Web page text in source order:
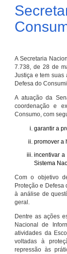
A Secretaria
7.738, de 28 de
Justiça e tem suas
Defesa do
A atuação da
coordenação e
Consumo, com
garantir a
promover a
incentivar
Sistema
Com o objetivo
Proteção e Defesa
à análise de
geral.
Dentre as ações
Nacional de
atividades da
voltadas à
repressão às